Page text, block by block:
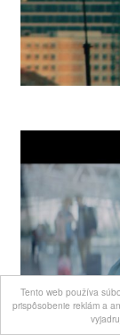
Tento web používa
prispôsobenie reklám a
Rytmus